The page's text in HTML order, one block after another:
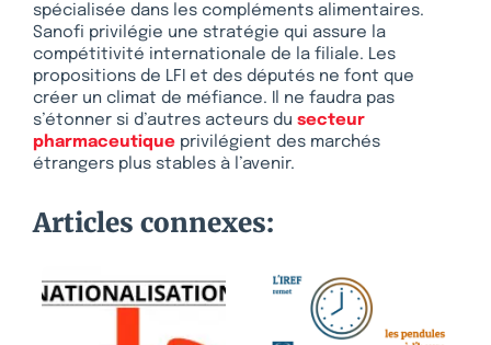
spécialisée dans les compléments alimentaires.
Sanofi privilégie une stratégie qui assure la
compétitivité internationale de la filiale. Les
propositions de LFI et des députés ne font que
créer un climat de méfiance. Il ne faudra pas
s’étonner si d’autres acteurs du secteur
pharmaceutique privilégient des marchés
étrangers plus stables à l’avenir.
Articles connexes: